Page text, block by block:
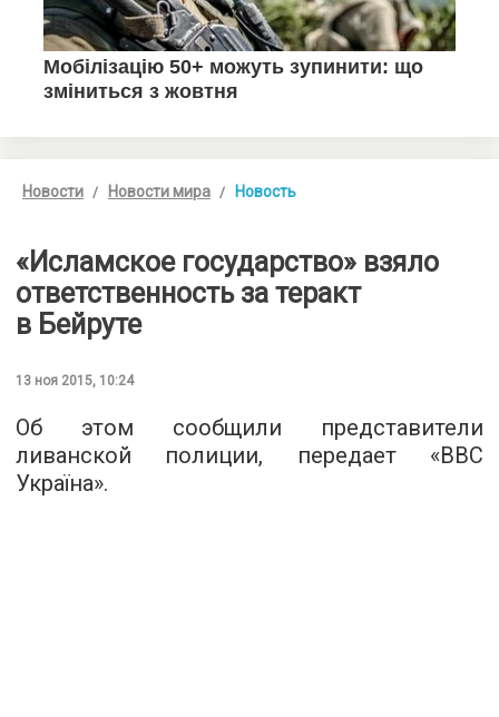
Новости Новости мира Новость
«Исламское государство» взяло
ответственность за теракт
в Бейруте
13 ноя 2015, 10:24
Об этом сообщили представители
ливанской полиции, передает «ВВС
Україна».